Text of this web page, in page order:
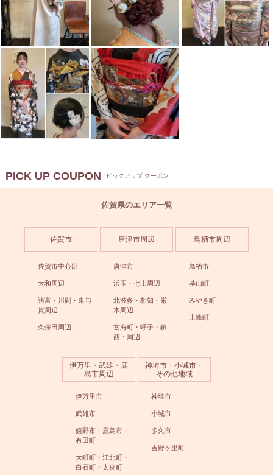
PICK UP COUPON ピックアップ クーポン
佐賀県のエリア一覧
佐賀市
佐賀市中心部
大和周辺
諸富・川副・東与
賀周辺
久保田周辺
唐津市周辺
唐津市
浜玉・七山周辺
北波多・相知・厳
木周辺
玄海町・呼子・鎮
西・周辺
鳥栖市周辺
鳥栖市
基山町
みやき町
上峰町
伊万里・武雄・鹿
島市周辺
伊万里市
武雄市
嬉野市・鹿島市・
有田町
大町町・江北町・
白石町・太良町
神埼市・小城市・
その他地域
神埼市
小城市
多久市
吉野ヶ里町